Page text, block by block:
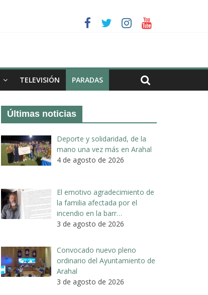
TELEVISIÓN PARADAS
Últimas noticias
Deporte y solidaridad, de la
mano una vez más en Arahal
4 de agosto de 2026
El emotivo agradecimiento de
la familia afectada por el
incendio en la barr…
3 de agosto de 2026
Convocado nuevo pleno
ordinario del Ayuntamiento de
Arahal
3 de agosto de 2026